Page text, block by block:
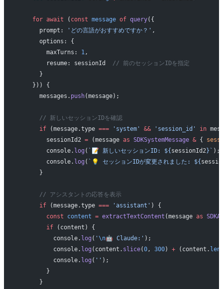
    for
await ( const message of query({
      prompt:
'どの言語がおすすめですか？' ,
      options: {
        maxTurns:
1,
        resume: sessionId
// 前のセッションIDを指定
      }
    })) {
      messages.
push(message);
      // 新しいセッションIDを確認
      if
(message.type === 'system' && 'session_id' in
        sessionId2
= (message as SDKSystemMessage & {
        console.
log ( `📝 新しいセッションID: ${ sessionId2}` );
        console.
log ( `💡 セッションIDが変更されました: ${
      }
      // アシスタントの応答を表示
      if
(message.type === 'assistant' ) {
        const
content = extractTextContent (message as
        if
(content) {
          console.
log ( ' \n🤖 Claude:' );
          console.
log (content. slice(0, 300) + (content.
          console.
log ( '' );
        }
      }